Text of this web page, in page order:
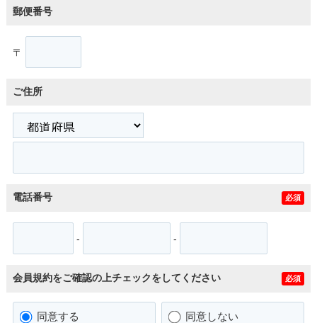
郵便番号
〒
ご住所
電話番号 必須
- -
会員規約をご確認の上チェックをしてください 必須
同意する 同意しない